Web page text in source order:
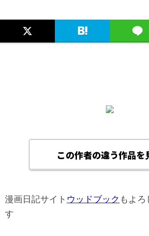
この作者の違う作品を
漫画日記サイト ウッドブック もよろ
す